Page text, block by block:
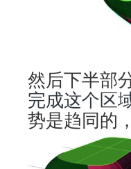
然后下半部
完成这个区
势是趋同的